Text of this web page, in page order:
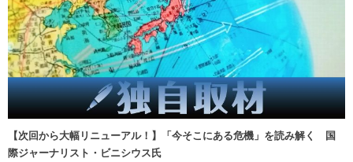
【次回から大幅リニューアル！】「今そこにある危機」を読み解く 国
際ジャーナリスト・ビニシウス氏